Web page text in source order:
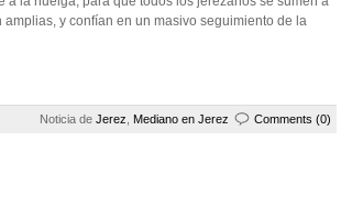
y confían en un masivo seguimiento de la
Noticia de Jerez Mediano en Jerez Comments (0)